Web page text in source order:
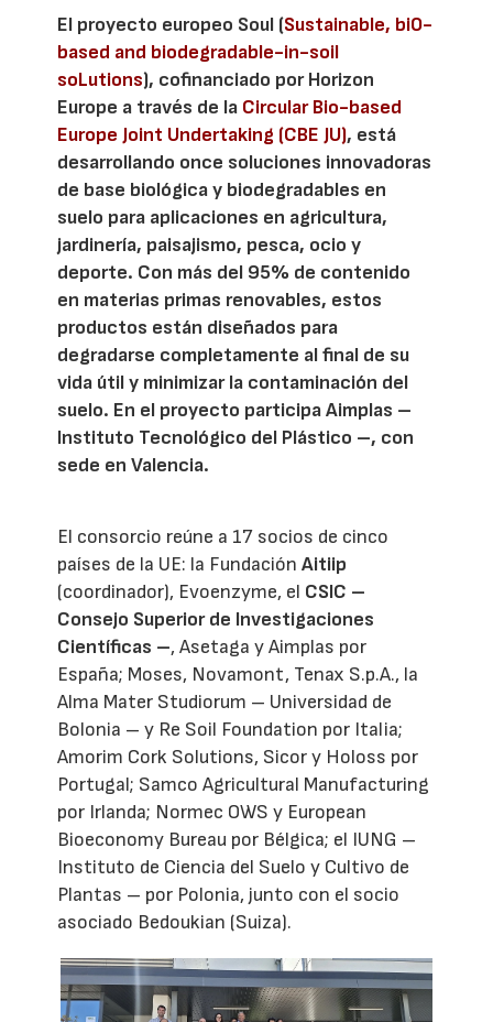
El proyecto europeo Soul (Sustainable, biO-
based and biodegradable-in-soil
soLutions), cofinanciado por Horizon
Europe a través de la Circular Bio-based
Europe Joint Undertaking (CBE JU), está
desarrollando once soluciones innovadoras
de base biológica y biodegradables en
suelo para aplicaciones en agricultura,
jardinería, paisajismo, pesca, ocio y
deporte. Con más del 95% de contenido
en materias primas renovables, estos
productos están diseñados para
degradarse completamente al final de su
vida útil y minimizar la contaminación del
suelo. En el proyecto participa Aimplas –
Instituto Tecnológico del Plástico –, con
sede en Valencia.
El consorcio reúne a 17 socios de cinco
países de la UE: la FundaciónAitiip
(coordinador), Evoenzyme, el CSIC –
Consejo Superior de Investigaciones
Científicas –, Asetaga y Aimplas por
España; Moses, Novamont, Tenax S.p.A., la
Alma Mater Studiorum – Universidad de
Bolonia – y Re Soil Foundation por Italia;
Amorim Cork Solutions, Sicor y Holoss por
Portugal; Samco Agricultural Manufacturing
por Irlanda; Normec OWS y European
Bioeconomy Bureau por Bélgica; el IUNG –
Instituto de Ciencia del Suelo y Cultivo de
Plantas – por Polonia, junto con el socio
asociado Bedoukian (Suiza).